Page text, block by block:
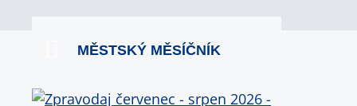
MĚSTSKÝ MĚSÍČNÍK